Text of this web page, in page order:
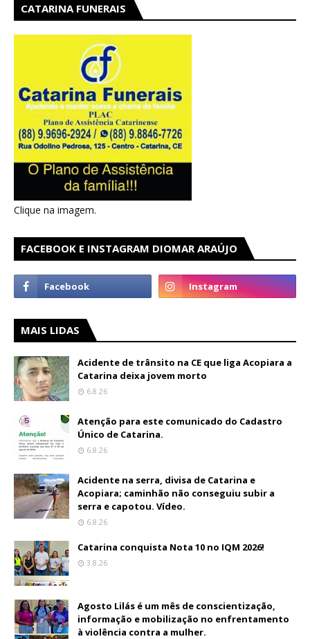
CATARINA FUNERAIS
Clique na imagem.
FACEBOOK E INSTAGRAM DIOMAR ARAÚJO
MAIS LIDAS
Acidente de trânsito na CE que liga Acopiara a
Catarina deixa jovem morto
6.8.26
Atenção para este comunicado do Cadastro
Único de Catarina.
6.8.26
Acidente na serra, divisa de Catarina e
Acopiara; caminhão não conseguiu subir a
serra e capotou. Vídeo.
6.8.26
Catarina conquista Nota 10 no IQM 2026!
3.8.26
Agosto Lilás é um mês de conscientização,
informação e mobilização no enfrentamento
à violência contra a mulher.